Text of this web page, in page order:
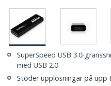
SuperSpeed USB 3.0-
med USB 2.0
Stöder upplösningar på upp